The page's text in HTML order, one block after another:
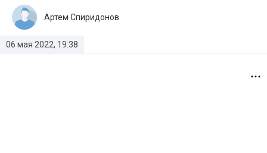
06 мая 2022, 19:38
Артем Спиридонов